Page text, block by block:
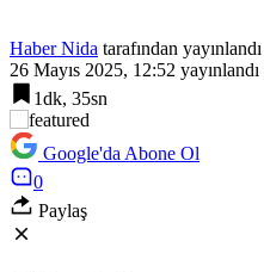
Haber Nida tarafından yayınlandı
26 Mayıs 2025, 12:52 yayınlandı
1dk, 35sn
Google'da Abone Ol
0
Paylaş